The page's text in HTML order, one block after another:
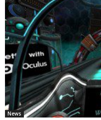
News